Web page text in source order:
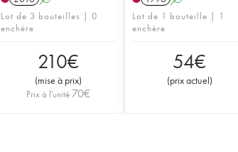
Lot de 3 bouteilles | 0
enchère
210€
(mise à prix)
Prix à l'unité 70€
Lot de 1 bouteille | 1
enchère
54€
(prix actuel)